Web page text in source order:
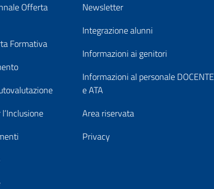
Offerta
Formativa
Newsletter
Integrazione alunni
Informazioni ai genitori
Informazioni al personale DOCENTE
e ATA
Area riservata
Privacy